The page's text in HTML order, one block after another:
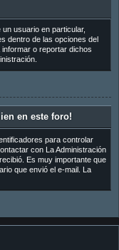
usuario en particular,
dentro de las opciones del
o reportar dichos
en este foro!
para controlar
con La Administración
Es muy importante que
que envió el e-mail. La